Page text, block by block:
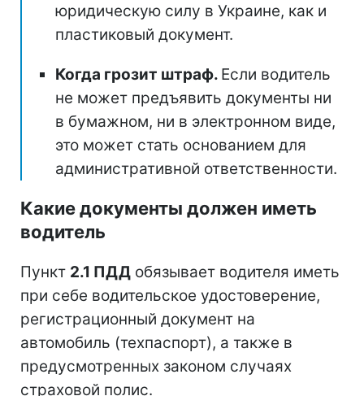
юридическую силу в Украине, как и
пластиковый документ.
Когда грозит штраф. Если водитель
не может предъявить документы ни
в бумажном, ни в электронном виде,
это может стать основанием для
административной ответственности.
Какие документы должен иметь
водитель
Пункт 2.1 ПДД обязывает водителя иметь
при себе водительское удостоверение,
регистрационный документ на
автомобиль (техпаспорт), а также в
предусмотренных законом случаях
страховой полис.